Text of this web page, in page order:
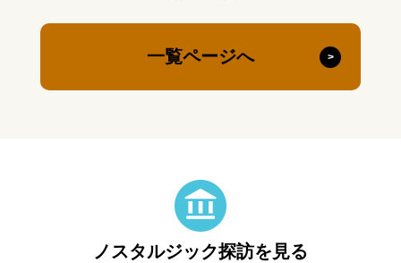
一覧ページへ
ノスタルジック探訪を見る